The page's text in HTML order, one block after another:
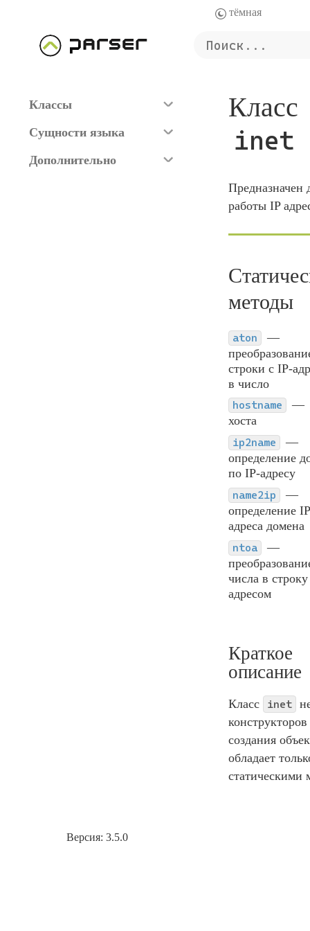
Классы
Сущности языка
Дополнительно
Версия: 3.5.0
Класс
inet
Предназначен
работы IP
методы
aton
строки с IP-
в число
hostname
хоста
ip2name
определение
по IP-адресу
name2ip
определение
адреса домена
ntoa
числа в
адресом
Краткое
описание
Класс inet
создания
обладает
статическими